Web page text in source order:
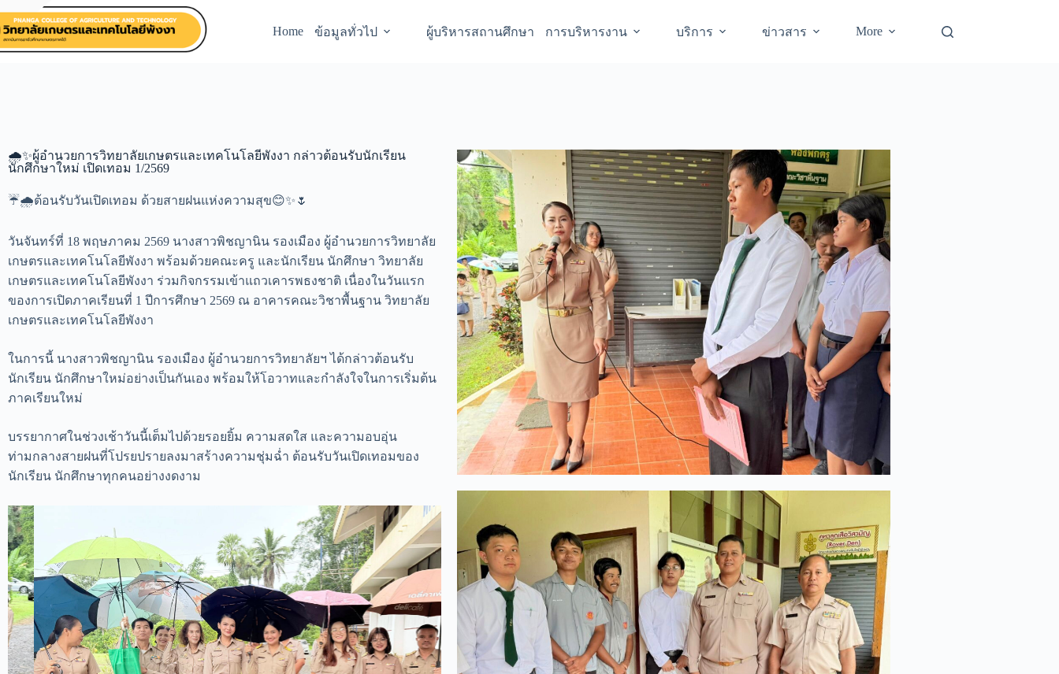
Home ข้อมูลทั่วไป ผู้บริหารสถานศึกษา การบริหารงาน บริการ ข่าวสาร More
🌧️✨ผู้อำนวยการวิทยาลัยเกษตรและเทคโนโลยีพังงา กล่าวต้อนรับนักเรียน
นักศึกษาใหม่ เปิดเทอม 1/2569
☔️🌧️ต้อนรับวันเปิดเทอม ด้วยสายฝนแห่งความสุข😊✨🌷
วันจันทร์ที่ 18 พฤษภาคม 2569 นางสาวพิชญานิน รองเมือง ผู้อำนวยการวิทยาลัย
เกษตรและเทคโนโลยีพังงา พร้อมด้วยคณะครู และนักเรียน นักศึกษา วิทยาลัย
เกษตรและเทคโนโลยีพังงา ร่วมกิจกรรมเข้าแถวเคารพธงชาติ เนื่องในวันแรก
ของการเปิดภาคเรียนที่ 1 ปีการศึกษา 2569 ณ อาคารคณะวิชาพื้นฐาน วิทยาลัย
เกษตรและเทคโนโลยีพังงา
ในการนี้ นางสาวพิชญานิน รองเมือง ผู้อำนวยการวิทยาลัยฯ ได้กล่าวต้อนรับ
นักเรียน นักศึกษาใหม่อย่างเป็นกันเอง พร้อมให้โอวาทและกำลังใจในการเริ่มต้น
ภาคเรียนใหม่
บรรยากาศในช่วงเช้าวันนี้เต็มไปด้วยรอยยิ้ม ความสดใส และความอบอุ่น
ท่ามกลางสายฝนที่โปรยปรายลงมาสร้างความชุ่มฉ่ำ ต้อนรับวันเปิดเทอมของ
นักเรียน นักศึกษาทุกคนอย่างงดงาม